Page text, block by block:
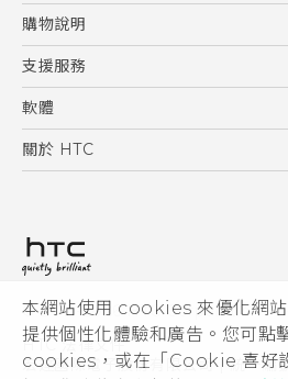
本網站使用 cookies 來優化網站
提供個性化體驗和廣告。您可點
cookies，或在「Cookie 喜好
智慧型手機
配件
HTC Research
購物說明
購物須知
訂單管理
付款方式
支援服務
到府收送維修服務
服務中心資訊
客戶服務佈告欄
軟體
應用程式
HTC Sync Manager
關於 HTC
投資人
隱私權政策
產品安全性
© 2011-2026 HTC Corporation
HTC 法律文件
宏達國際電子股份有限公司 | 統一編